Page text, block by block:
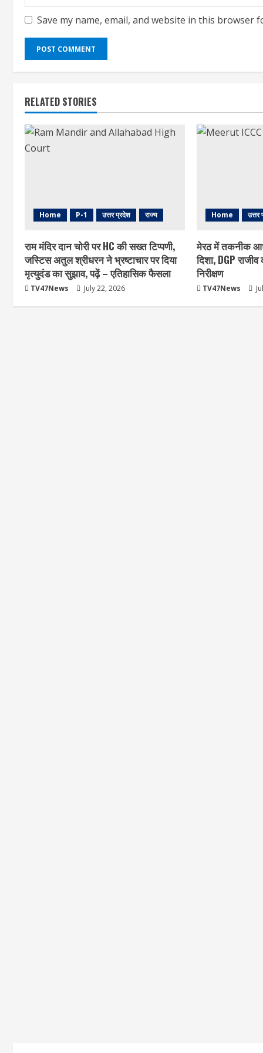
Save my name, email, and website in this browser
RELATED STORIES
Home P-1 उत्तर प्रदेश राज्य
राम मंदिर दान चोरी पर HC की सख्त टिप्पणी,
जस्टिस अतुल श्रीधरन ने भ्रष्टाचार पर द‍िया
मृत्युदंड का सुझाव, पढ़ें – एत‍िहास‍िक फैसला
TV47News July 22, 2026
Home उत्तर
मेरठ में तकनीक
दिशा, DGP
निरीक्षण
TV47News